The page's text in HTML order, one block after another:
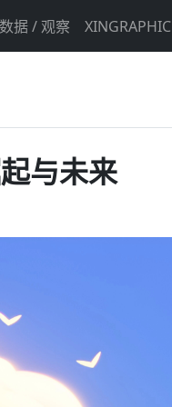
数据 / 观察 XINGRAPHIC
与未来